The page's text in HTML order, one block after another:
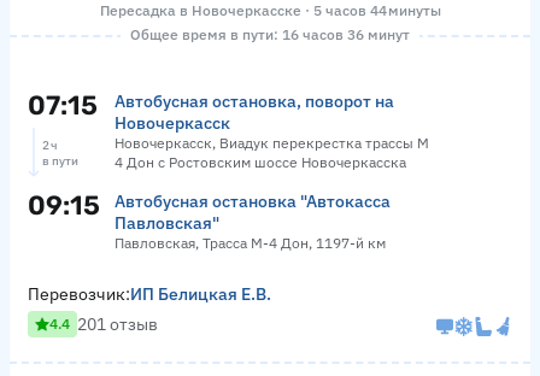
Пересадка в Новочеркасске · 5 часов 44 минуты
Общее время в пути: 16 часов 36 минут
07:15
Автобусная остановка, поворот на
Новочеркасск
Новочеркасск, Виадук перекрестка трассы М
4 Дон с Ростовским шоссе Новочеркасска
2 ч
в пути
09:15
Автобусная остановка "Автокасса
Павловская"
Павловская, Трасса М-4 Дон, 1197-й км
Перевозчик:ИП Белицкая Е.В.
4.4 201 отзыв